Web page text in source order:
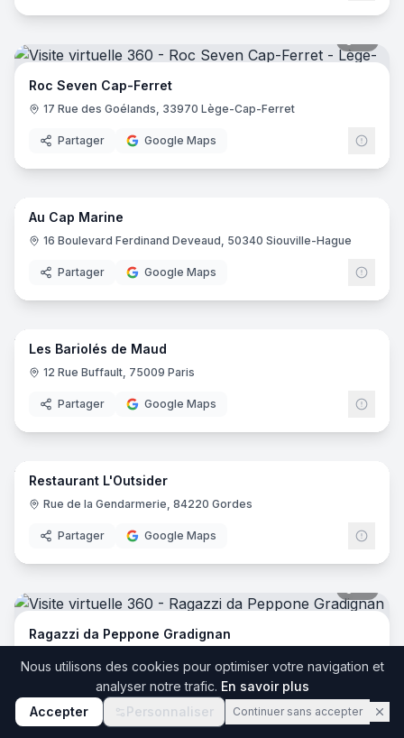
Roc Seven Cap-Ferret
17 Rue des Goélands, 33970 Lège-Cap-Ferret
Partager Google Maps
12
Au Cap Marine
16 Boulevard Ferdinand Deveaud, 50340 Siouville-Hague
Partager Google Maps
7
Les Bariolés de Maud
12 Rue Buffault, 75009 Paris
Partager Google Maps
7
Restaurant L'Outsider
Rue de la Gendarmerie, 84220 Gordes
Partager Google Maps
Ragazzi da Peppone Gradignan
Partager Google Maps
11
Nous utilisons des cookies pour optimiser votre navigation et
analyser notre trafic. En savoir plus
Accepter
Personnaliser Continuer sans accepter